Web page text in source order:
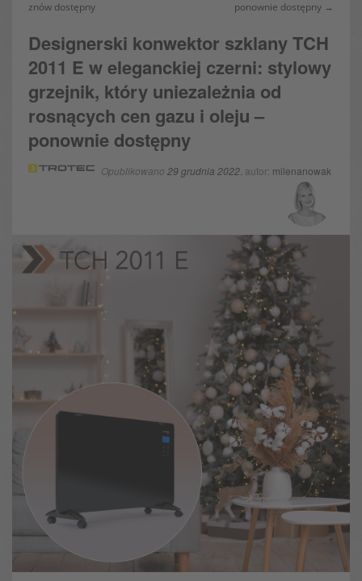
znów dostępny
ponownie dostępny →
Designerski konwektor szklany TCH
2011 E w eleganckiej czerni: stylowy
grzejnik, który uniezależnia od
rosnących cen gazu i oleju –
ponownie dostępny
Opublikowano 29 grudnia 2022 , autor: milenanowak